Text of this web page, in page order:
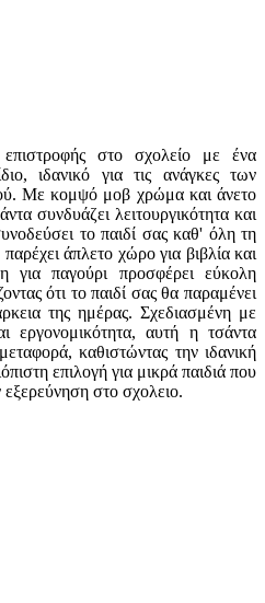
στο σχολείο με ένα
ιδανικό για τις ανάγκες των
Με κομψό μοβ χρώμα και άνετο
συνδυάζει λειτουργικότητα και
το παιδί σας καθ' όλη τη
άπλετο χώρο για βιβλία και
για παγούρι προσφέρει εύκολη
ότι το παιδί σας θα παραμένει
της ημέρας. Σχεδιασμένη με
εργονομικότητα, αυτή η τσάντα
καθιστώντας την ιδανική
επιλογή για μικρά παιδιά που
εξερεύνηση στο σχολειο.